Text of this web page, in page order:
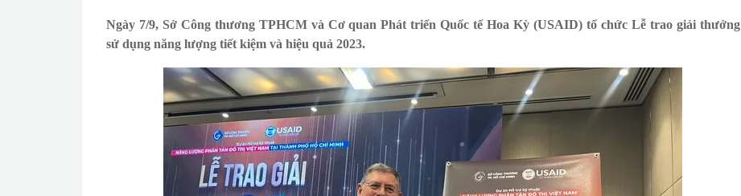
Ngày 7/9, Sở Công thương TPHCM và Cơ quan Phát triển Quốc tế Hoa Kỳ (USAID) tổ chức Lễ trao giải thưởng
sử dụng năng lượng tiết kiệm và hiệu quả 2023.